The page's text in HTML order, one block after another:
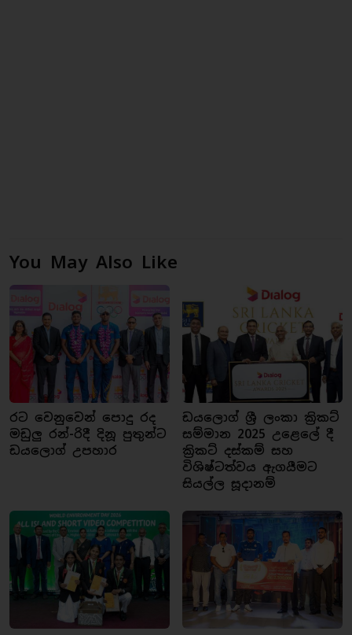
You May Also Like
රට වෙනුවෙන් පොදු රද
මඩුලු රන්-රිදී දිනූ පුතුන්ට
ඩයලොග් උපහාර
ඩයලොග් ශ්‍රී ලංකා ක්‍රිකට්
සම්මාන 2025 උළෙලේ දී
ක්‍රිකට් දස්කම් සහ
විශිෂ්ටත්වය ඇගයීමට
සියල්ල සූදානම්